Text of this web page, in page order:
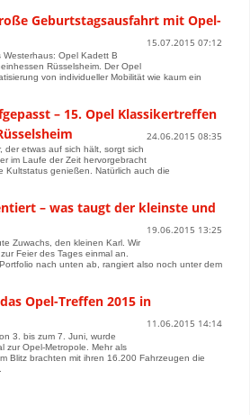
Geburtstagsausfahrt mit Opel-
15.07.2015 07:12
Westerhaus: Opel Kadett B
Rüsselsheim. Der Opel
von individueller Mobilität wie kaum ein
– 15. Opel Klassikertreffen
24.06.2015 08:35
der etwas auf sich hält, sorgt sich
im Laufe der Zeit hervorgebracht
Kultstatus genießen. Natürlich auch die
– was taugt der kleinste und
19.06.2015 13:25
Zuwachs, den kleinen Karl. Wir
Feier des Tages einmal an.
nach unten ab, rangiert also noch unter dem
Opel-Treffen 2015 in
11.06.2015 14:14
3. bis zum 7. Juni, wurde
zur Opel-Metropole. Mehr als
Blitz brachten mit ihren 16.200 Fahrzeugen die